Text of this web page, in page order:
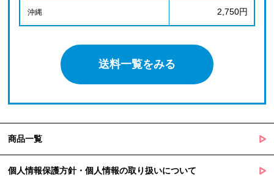
沖縄 2,750円
送料一覧をみる
商品一覧
個人情報保護方針・個人情報の取り扱いについて